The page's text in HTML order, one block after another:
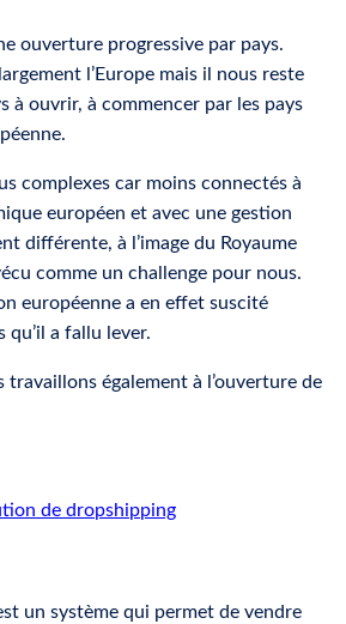
ouverture progressive par pays.
l’Europe mais il nous reste
à ouvrir, à commencer par les pays
complexes car moins connectés à
européen et avec une gestion
différente, à l’image du Royaume
comme un challenge pour nous.
européenne a en effet suscité
a fallu lever.
travaillons également à l’ouverture de
de dropshipping
un système qui permet de vendre